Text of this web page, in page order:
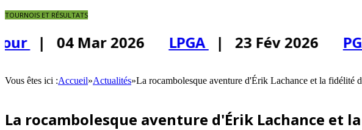
TOURNOIS ET RÉSULTATS
| 04 Mar 2026 LPGA| 23 Fév 2026
Vous êtes ici :Accueil»Actualités»La rocambolesque aventure d'Érik Lachance et la fidélité
La rocambolesque aventure d'Érik Lachance et